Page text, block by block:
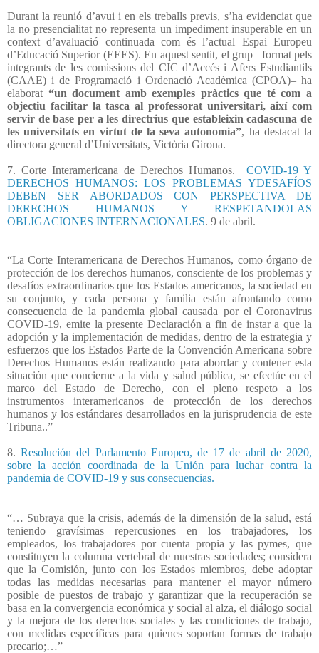
Durant la reunió d’avui i en els treballs previs, s’ha evidenciat que
la no presencialitat no representa un impediment insuperable en un
context d’avaluació continuada com és l’actual Espai Europeu
d’Educació Superior (EEES). En aquest sentit, el grup –format pels
integrants de les comissions del CIC d’Accés i Afers Estudiantils
(CAAE) i de Programació i Ordenació Acadèmica (CPOA)– ha
elaborat “un document amb exemples pràctics que té com a
objectiu facilitar la tasca al professorat universitari, així com
servir de base per a les directrius que estableixin cadascuna de
les universitats en virtut de la seva autonomia”, ha destacat la
directora general d’Universitats, Victòria Girona.
7. Corte Interamericana de Derechos Humanos.
COVID-19 Y
DERECHOS HUMANOS: LOS PROBLEMAS YDESAFÍOS
DEBEN SER ABORDADOS CON PERSPECTIVA DE
DERECHOS HUMANOS Y RESPETANDOLAS
OBLIGACIONES INTERNACIONALES. 9 de abril.
“La Corte Interamericana de Derechos Humanos, como órgano de
protección de los derechos humanos, consciente de los problemas y
desafíos extraordinarios que los Estados americanos, la sociedad en
su conjunto, y cada persona y familia están afrontando como
consecuencia de la pandemia global causada por el Coronavirus
COVID-19, emite la presente Declaración a fin de instar a que la
adopción y la implementación de medidas, dentro de la estrategia y
esfuerzos que los Estados Parte de la Convención Americana sobre
Derechos Humanos están realizando para abordar y contener esta
situación que concierne a la vida y salud pública, se efectúe en el
marco del Estado de Derecho, con el pleno respeto a los
instrumentos interamericanos de protección de los derechos
humanos y los estándares desarrollados en la jurisprudencia de este
Tribuna..”
8.Resolución del Parlamento Europeo, de 17 de abril de 2020,
sobre la acción coordinada de la Unión para luchar contra la
pandemia de COVID‑19 y sus consecuencias.
“… Subraya que la crisis, además de la dimensión de la salud, está
teniendo gravísimas repercusiones en los trabajadores, los
empleados, los trabajadores por cuenta propia y las pymes, que
constituyen la columna vertebral de nuestras sociedades; considera
que la Comisión, junto con los Estados miembros, debe adoptar
todas las medidas necesarias para mantener el mayor número
posible de puestos de trabajo y garantizar que la recuperación se
basa en la convergencia económica y social al alza, el diálogo social
y la mejora de los derechos sociales y las condiciones de trabajo,
con medidas específicas para quienes soportan formas de trabajo
precario;…”